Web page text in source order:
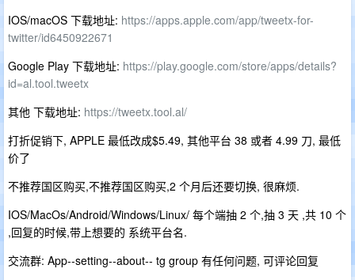
IOS/macOS 下载地址: https://apps.apple.com/app/tweetx-for-
twitter/id6450922671
Google Play 下载地址: https://play.google.com/store/apps/details?
id=al.tool.tweetx
其他 下载地址: https://tweetx.tool.al/
打折促销下, APPLE 最低改成$5.49, 其他平台 38 或者 4.99 刀, 最低
价了
不推荐国区购买,不推荐国区购买,2 个月后还要切换, 很麻烦.
IOS/MacOs/Android/Windows/Linux/ 每个端抽 2 个,抽 3 天 ,共 10 个
,回复的时候,带上想要的 系统平台名.
交流群: App--setting--about-- tg group 有任何问题, 可评论回复